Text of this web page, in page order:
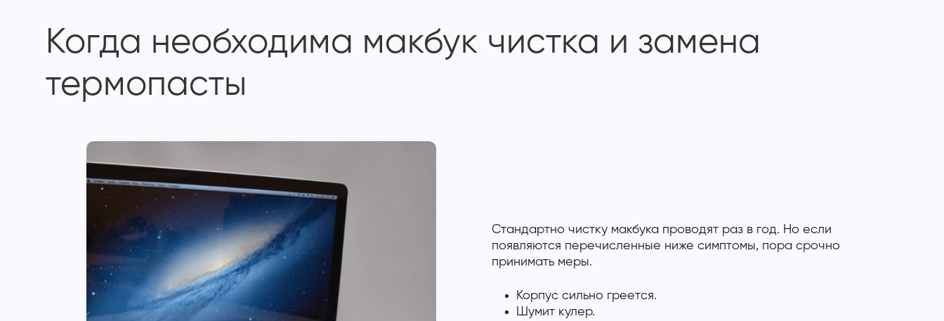
Когда необходима макбук чистка и замена
термопасты
Стандартно чистку макбука проводят раз в год. Но если
появляются перечисленные ниже симптомы, пора срочно
принимать меры.
Корпус сильно греется.
Шумит кулер.